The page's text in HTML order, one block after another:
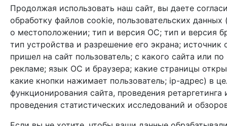
Продолжая использовать наш сайт, вы даете
обработку файлов cookie, пользовательских данных
о местоположении; тип и версия ОС; тип и версия
тип устройства и разрешение его экрана; источник
пришел на сайт пользователь; с какого сайта или по
рекламе; язык ОС и браузера; какие страницы
какие кнопки нажимает пользователь; ip-адрес) в
функционирования сайта, проведения ретаргетинга
проведения статистических исследований и